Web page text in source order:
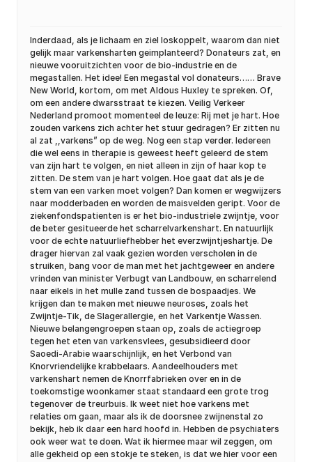
Inderdaad, als je lichaam en ziel loskoppelt, waarom dan niet
gelijk maar varkensharten geimplanteerd? Donateurs zat, en
nieuwe vooruitzichten voor de bio-industrie en de
megastallen. Het idee! Een megastal vol donateurs…… Brave
New World, kortom, om met Aldous Huxley te spreken. Of,
om een andere dwarsstraat te kiezen. Veilig Verkeer
Nederland promoot momenteel de leuze: Rij met je hart. Hoe
zouden varkens zich achter het stuur gedragen? Er zitten nu
al zat ,,varkens” op de weg. Nog een stap verder. Iedereen
die wel eens in therapie is geweest heeft geleerd de stem
van zijn hart te volgen, en niet alleen in zijn of haar kop te
zitten. De stem van je hart volgen. Hoe gaat dat als je de
stem van een varken moet volgen? Dan komen er wegwijzers
naar modderbaden en worden de maisvelden geript. Voor de
ziekenfondspatienten is er het bio-industriele zwijntje, voor
de beter gesitueerde het scharrelvarkenshart. En natuurlijk
voor de echte natuurliefhebber het everzwijntjeshartje. De
drager hiervan zal vaak gezien worden verscholen in de
struiken, bang voor de man met het jachtgeweer en andere
vrinden van minister Verbugt van Landbouw, en scharrelend
naar eikels in het mulle zand tussen de bospaadjes. We
krijgen dan te maken met nieuwe neuroses, zoals het
Zwijntje-Tik, de Slagerallergie, en het Varkentje Wassen.
Nieuwe belangengroepen staan op, zoals de actiegroep
tegen het eten van varkensvlees, gesubsidieerd door
Saoedi-Arabie waarschijnlijk, en het Verbond van
Knorvriendelijke krabbelaars. Aandeelhouders met
varkenshart nemen de Knorrfabrieken over en in de
toekomstige woonkamer staat standaard een grote trog
tegenover de treurbuis. Ik weet niet hoe varkens met
relaties om gaan, maar als ik de doorsnee zwijnenstal zo
bekijk, heb ik daar een hard hoofd in. Hebben de psychiaters
ook weer wat te doen. Wat ik hiermee maar wil zeggen, om
alle gekheid op een stokje te steken, is dat we hier voor een